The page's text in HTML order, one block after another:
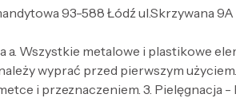
93-588 Łódź ul.Skrzywana
a. Wszystkie metalowe i plastikowe
wyprać przed pierwszym
i przeznaczeniem. 3. Pielęgnacja